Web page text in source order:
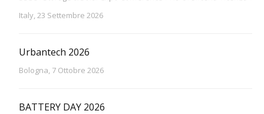
Italy, 23 Settembre 2026
Urbantech 2026
Bologna, 7 Ottobre 2026
BATTERY DAY 2026